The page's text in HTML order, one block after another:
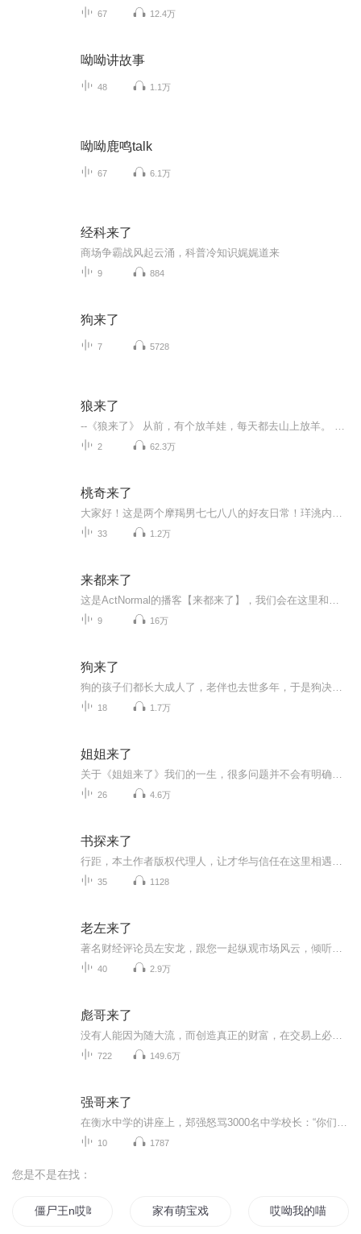
67 12.4万
呦呦讲故事
48 1.1万
呦呦鹿鸣talk
67 6.1万
经科来了
商场争霸战风起云涌，科普冷知识娓娓道来
9 884
狗来了
7 5728
狼来了
2 62.3万
桃奇来了
33 1.2万
来都来了
9 16万
狗来了
18 1.7万
姐姐来了
26 4.6万
书探来了
35 1128
老左来了
40 2.9万
彪哥来了
722 149.6万
强哥来了
10 1787
您是不是在找：
僵尸王n哎呦不错哦 家有萌宝戏精妈咪超甜呦哎呦我的喵大人